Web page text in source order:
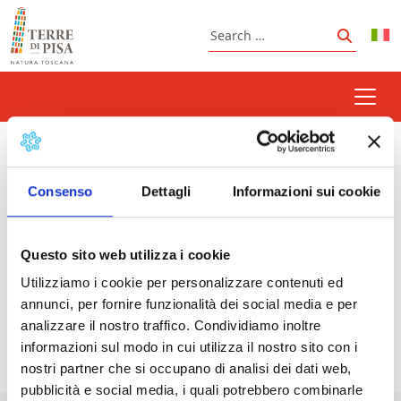
Consenso Dettagli Informazioni sui cookie
Questo sito web utilizza i cookie
Utilizziamo i cookie per personalizzare contenuti ed
annunci, per fornire funzionalità dei social media e per
analizzare il nostro traffico. Condividiamo inoltre
informazioni sul modo in cui utilizza il nostro sito con i
nostri partner che si occupano di analisi dei dati web,
pubblicità e social media, i quali potrebbero combinarle
Skip to content
Search
Search
patata Tosca
Prossimi eventi
Fried Chips Fair in Santa Maria a Monte -
19/08/2026 - 24/08/2026 - 17:00 - 23:30